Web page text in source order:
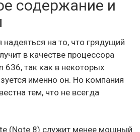
содержание и
на то, что грядущий
в качестве процессора
так как в некоторых
именно он. Но компания
тем, что не всегда
(Note 8) служит менее мощный